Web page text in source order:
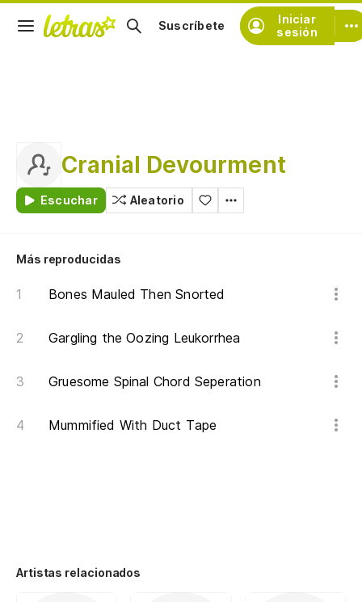
Iniciar
sesión
Suscríbete
Cranial Devourment
Escuchar Aleatorio
Más reproducidas
Bones Mauled Then Snorted
Gargling the Oozing Leukorrhea
Gruesome Spinal Chord Seperation
Mummified With Duct Tape
Artistas relacionados